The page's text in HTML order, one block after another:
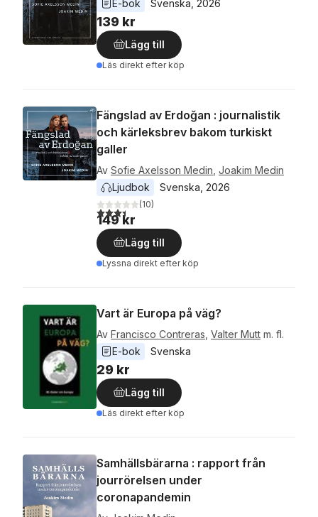
E-bok Svenska 2026
139 kr
Lägg till
Läs direkt efter köp
Fängslad av Erdoǧan : journalistik
och kärleksbrev bakom turkiskt
galler
Av Sofie Axelsson Medin Joakim Medin
Ljudbok
Svenska 2026
3,4utav 5 stjärnor. Totalt antal röster:
(10)
149 kr
Lägg till
Lyssna direkt efter köp
Vart är Europa på väg?
Av Francisco Contreras Valter Mutt m. fl.
E-bok
Svenska
29 kr
Lägg till
Läs direkt efter köp
Samhällsbärarna : rapport från
jourrörelsen under
coronapandemin